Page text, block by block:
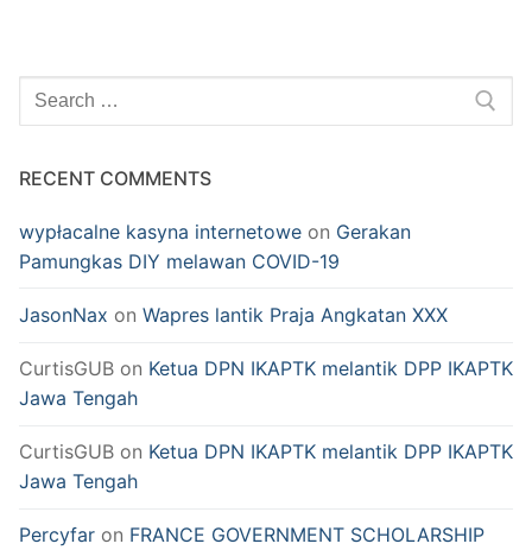
Search
for:
RECENT COMMENTS
wypłacalne kasyna internetowe on Gerakan
Pamungkas DIY melawan COVID-19
JasonNax on Wapres lantik Praja Angkatan XXX
CurtisGUB on Ketua DPN IKAPTK melantik DPP IKAPTK
Jawa Tengah
CurtisGUB on Ketua DPN IKAPTK melantik DPP IKAPTK
Jawa Tengah
Percyfar on FRANCE GOVERNMENT SCHOLARSHIP